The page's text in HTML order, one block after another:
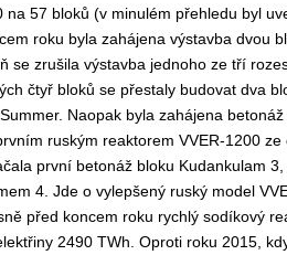
na 57 bloků (v minulém přehledu byl
roku byla zahájena výstavba dvou
se zrušila výstavba jednoho ze tří
čtyř bloků se přestaly budovat dva
Naopak byla zahájena
ruským reaktorem VVER-1200 ze
první betonáž bloku Kudankulam
4. Jde o vylepšený ruský model
před koncem roku rychlý sodíkový
2490 TWh. Oproti roku 2015,